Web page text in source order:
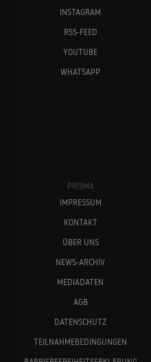
INSTAGRAM
RSS-FEED
YOUTUBE
WHATSAPP
PRISMA
IMPRESSUM
KONTAKT
ÜBER UNS
NEWS-ARCHIV
MEDIADATEN
AGB
DATENSCHUTZ
TEILNAHMEBEDINGUNGEN